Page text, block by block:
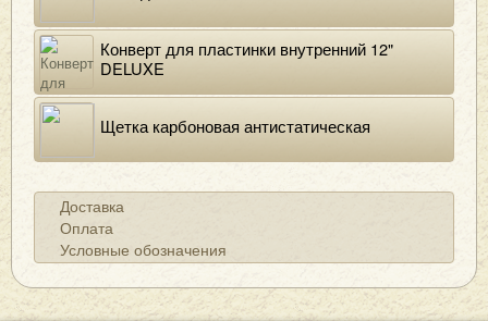
Конверт для пластинки внутренний 12"
DELUXE
Щетка карбоновая антистатическая
Доставка
Оплата
Условные обозначения